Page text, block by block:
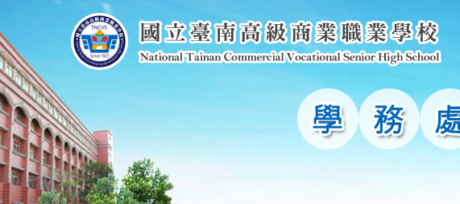
主
要
內
容
區
塊